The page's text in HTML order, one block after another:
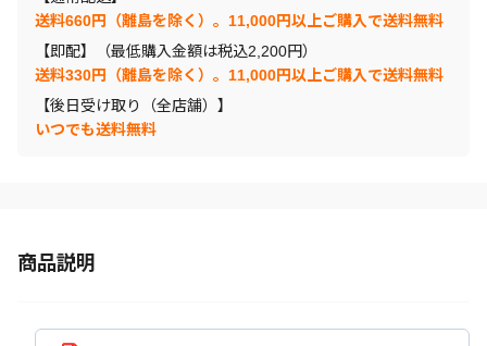
送料660円（離島を除く）。11,000円以上ご購入で送料無料
【即配】（最低購入金額は税込2,200円）
送料330円（離島を除く）。11,000円以上ご購入で送料無料
【後日受け取り（全店舗）】
いつでも送料無料
商品説明